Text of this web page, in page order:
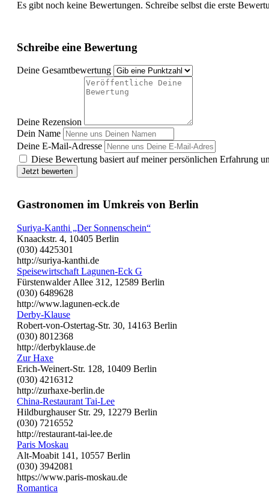
Es gibt noch keine Bewertungen. Schreibe selbst die erste
Schreibe eine Bewertung
Deine Gesamtbewertung
Deine Rezension
Dein Name
Deine E-Mail-Adresse
Diese Bewertung basiert auf meiner persönlichen Erfahrung
Jetzt bewerten
Gastronomen im Umkreis von Berlin
Suriya-Kanthi „Der Sonnenschein“
Knaackstr. 4, 10405 Berlin
(030) 4425301
http://suriya-kanthi.de
Speisewirtschaft Lagunen-Eck G
Fürstenwalder Allee 312, 12589 Berlin
(030) 6489628
http://www.lagunen-eck.de
Derby-Klause
Robert-von-Ostertag-Str. 30, 14163 Berlin
(030) 8012368
http://derbyklause.de
Zur Haxe
Erich-Weinert-Str. 128, 10409 Berlin
(030) 4216312
http://zurhaxe-berlin.de
China-Restaurant Tai-Lee
Hildburghauser Str. 29, 12279 Berlin
(030) 7216552
http://restaurant-tai-lee.de
Paris Moskau
Alt-Moabit 141, 10557 Berlin
(030) 3942081
https://www.paris-moskau.de
Romantica